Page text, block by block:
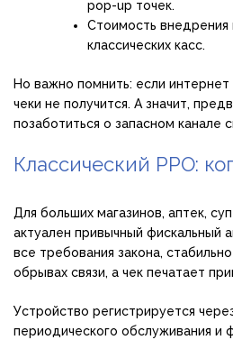
pop-up точек.
Стоимость внедрения
классических касс.
Но важно помнить: если
чеки не получится. А значит,
позаботиться о запасном канале
Классический РРО:
Для больших магазинов, аптек,
актуален привычный фискальный
все требования закона,
обрывах связи, а чек печатает
Устройство регистрируется
периодического обслуживания и